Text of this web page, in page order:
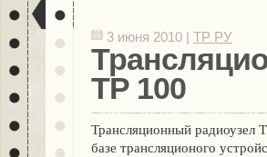
3 июня 2010 | ТР РУ
ТР 100
Трансляционный
базе трансляционого